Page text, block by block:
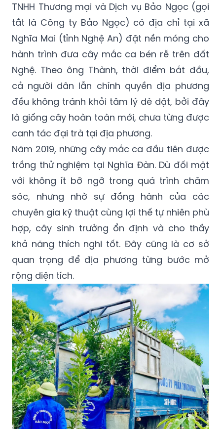
TNHH Thương mại và Dịch vụ Bảo Ngọc (gọi
tắt là Công ty Bảo Ngọc) có địa chỉ tại xã
Nghĩa Mai (tỉnh Nghệ An) đặt nền móng cho
hành trình đưa cây mắc ca bén rễ trên đất
Nghệ. Theo ông Thành, thời điểm bắt đầu,
cả người dân lẫn chính quyền địa phương
đều không tránh khỏi tâm lý dè dặt, bởi đây
là giống cây hoàn toàn mới, chưa từng được
canh tác đại trà tại địa phương.
Năm 2019, những cây mắc ca đầu tiên được
trồng thử nghiệm tại Nghĩa Đàn. Dù đối mặt
với không ít bỡ ngỡ trong quá trình chăm
sóc, nhưng nhờ sự đồng hành của các
chuyên gia kỹ thuật cùng lợi thế tự nhiên phù
hợp, cây sinh trưởng ổn định và cho thấy
khả năng thích nghi tốt. Đây cũng là cơ sở
quan trọng để địa phương từng bước mở
rộng diện tích.